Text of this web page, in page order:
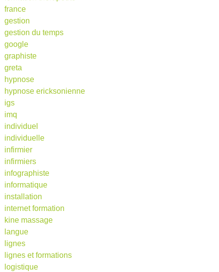
france
gestion
gestion du temps
google
graphiste
greta
hypnose
hypnose ericksonienne
igs
imq
individuel
individuelle
infirmier
infirmiers
infographiste
informatique
installation
internet formation
kine massage
langue
lignes
lignes et formations
logistique